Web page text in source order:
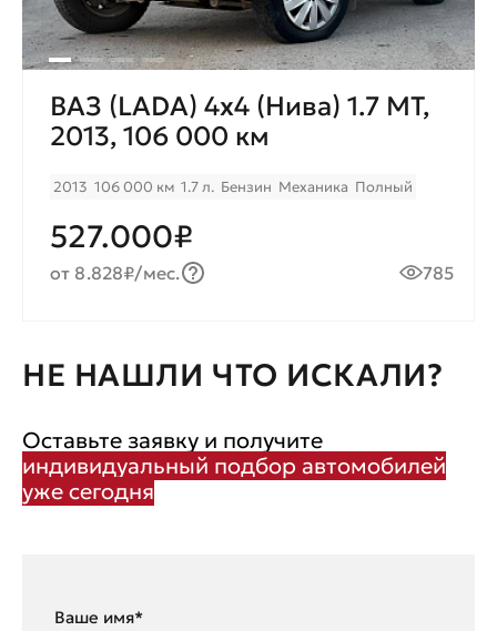
ВАЗ (LADA) 4x4 (Нива) 1.7 MT,
2013, 106 000 км
2013 106 000 км 1.7 л. Бензин Механика Полный
527.000₽
от 8.828₽/мес. 785
НЕ НАШЛИ ЧТО ИСКАЛИ?
Оставьте заявку и получите
индивидуальный подбор автомобилей
уже сегодня